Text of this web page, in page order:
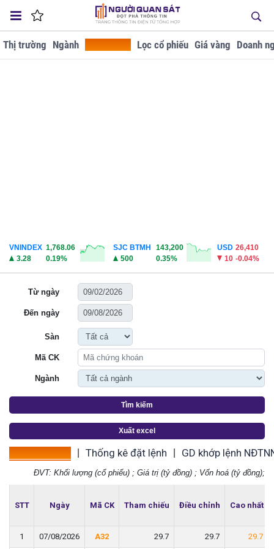
Thị trường Ngành Lọc cổ phiếu Giá vàng Doanh
VNINDEX 1,768.06
3.28
0.19%
SJC BTMH
143,200
500
0.35%
USD 26,410
10 -0.04%
Từ ngày
Đến ngày
Sàn
Mã CK
Ngành
Tìm kiếm
Xuất excel
Thống kê đặt lệnh GD khớp lệnh
ĐVT: Khối lượng (cổ phiếu) ; Giá trị (tỷ đồng) ; Vốn hoá (tỷ đồng);
STT Ngày Mã CK Tham chiếu Điều chỉnh Cao nhất
1 07/08/2026 A32 29.7 29.7 29.7
STT Ngày Mã CK Tham chiếu Điều chỉnh Cao nhất
1 07/08/2026 A32 29.7 29.7 29.7